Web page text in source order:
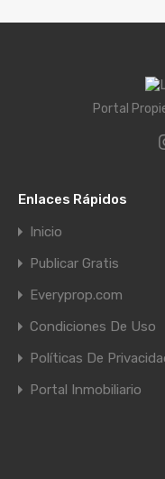
Portal
Enlaces Rápidos
Inicio
Publicar Gratis
Everyprop.com
Condiciones De Uso
Políticas De
Portal Inmobiliario